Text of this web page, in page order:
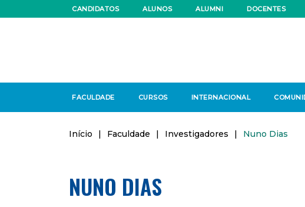
CANDIDATOS ALUNOS ALUMNI DOCENTES
FACULDADE CURSOS INTERNACIONAL
Início | Faculdade | Investigadores | Nuno Dias
NUNO DIAS